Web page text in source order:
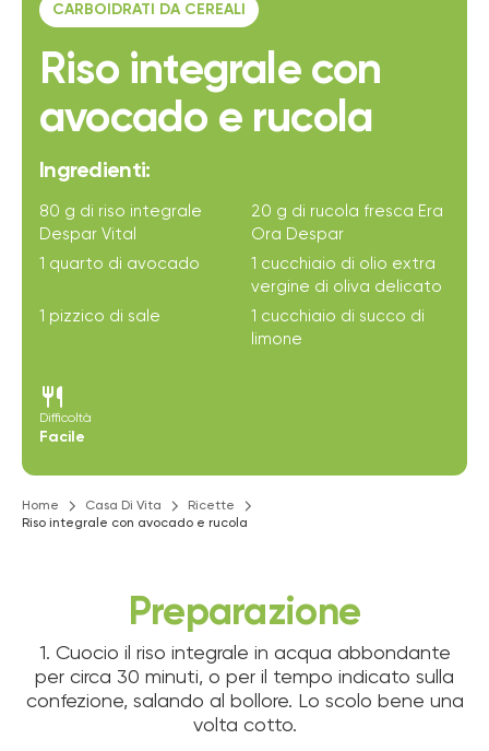
CARBOIDRATI DA CEREALI
Riso integrale con
avocado e rucola
Ingredienti:
80 g di riso integrale
Despar Vital
20 g di rucola fresca Era
Ora Despar
1 quarto di avocado
1 cucchiaio di olio extra
vergine di oliva delicato
1 pizzico di sale
1 cucchiaio di succo di
limone
restaurant
Difficoltà
Facile
Home Casa Di Vita
Ricette
Riso integrale con avocado e rucola
Preparazione
1. Cuocio il riso integrale in acqua abbondante
per circa 30 minuti, o per il tempo indicato sulla
confezione, salando al bollore. Lo scolo bene una
volta cotto.